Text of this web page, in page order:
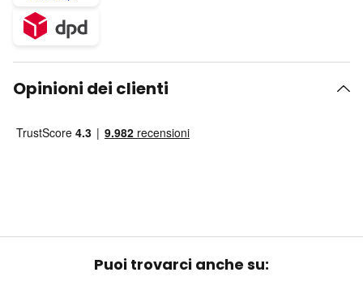
Opinioni dei clienti
Puoi trovarci anche su: